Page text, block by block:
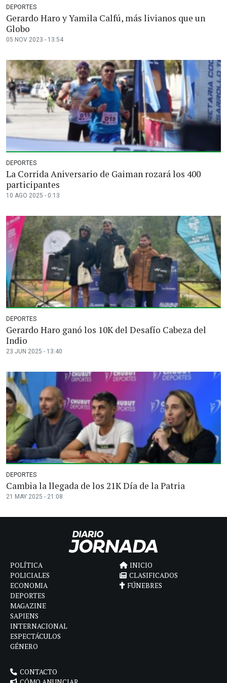
DEPORTES
Gerardo Haro y Yamila Calfú, más livianos que un
Globo
05 NOV 2023 - 13:54
DEPORTES
La Corrida Aniversario de Gaiman rozará los 400
participantes
10 AGO 2025 - 0:13
DEPORTES
Gerardo Haro ganó los 10K del Desafío Cabeza del
Indio
23 JUN 2025 - 13:40
DEPORTES
Cambia la llegada de los 21K Día de la Patria
21 MAY 2025 - 21:08
POLÍTICA
POLICIALES
ECONOMIA
DEPORTES
MAGAZINE
SAPIENS
INTERNACIONAL
ESPECTÁCULOS
GÉNERO
INICIO
CLASIFICADOS
FÚNEBRES
CONTACTO